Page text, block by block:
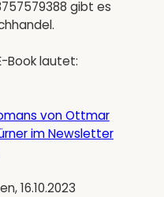
gibt es
Book lautet:
von Ottmar
im Newsletter
16.10.2023